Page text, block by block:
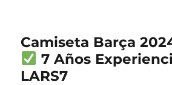
Camiseta Barça
7 Años
LARS7